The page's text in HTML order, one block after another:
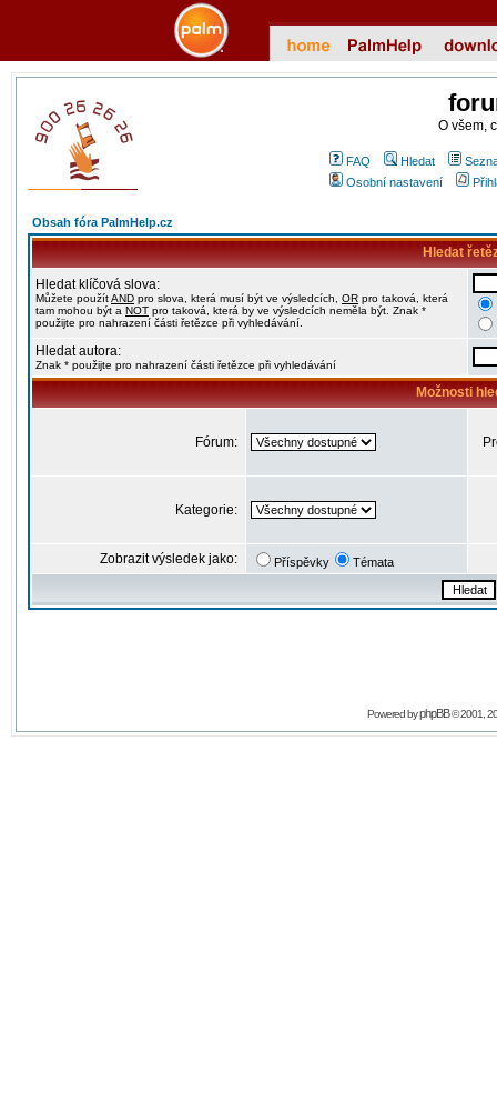
O všem,
FAQ Hledat
Osobní nastavení
Obsah fóra PalmHelp.cz
Hledat
Hledat klíčová slova:
Můžete použítAND pro slova, která musí být ve výsledcích, OR pro taková, která
tam mohou být a NOT pro taková, která by ve výsledcích neměla být. Znak *
použijte pro nahrazení části řetězce při vyhledávání.
Hledat autora:
Znak * použijte pro nahrazení části řetězce při vyhledávání
Možnosti
Fórum:
Kategorie:
Zobrazit výsledek jako: Příspěvky Témata
Powered byphpBB© 2001,